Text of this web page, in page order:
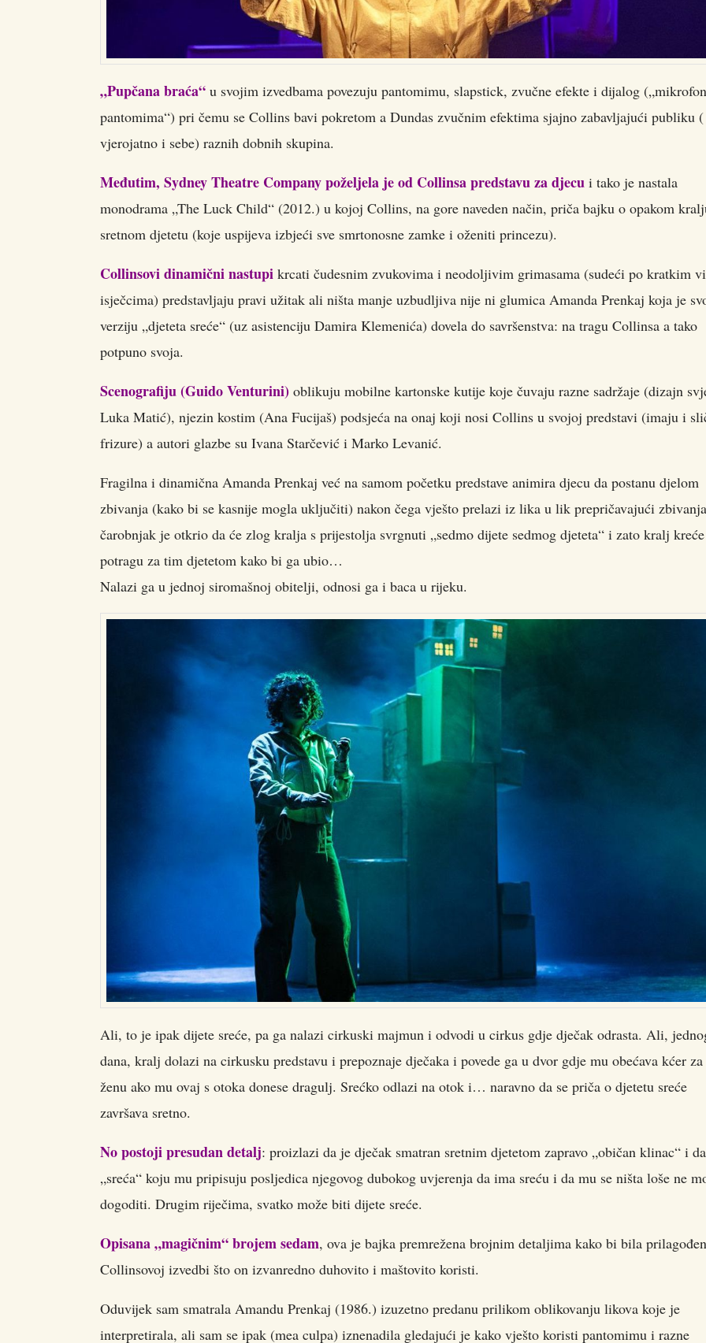
„Pupčana braća“ u svojim izvedbama povezuju pantomimu, slapstick, zvučne efekte i dijalog
pantomima“) pri čemu se Collins bavi pokretom a Dundas zvučnim efektima sjajno zabavljajući publiku
vjerojatno i sebe) raznih dobnih skupina.
Međutim, Sydney Theatre Company poželjela je od Collinsa predstavu za djecu i tako je nastala
monodrama „The Luck Child“ (2012.) u kojoj Collins, na gore naveden način, priča bajku o opakom
sretnom djetetu (koje uspijeva izbjeći sve smrtonosne zamke i oženiti princezu).
Collinsovi dinamični nastupi krcati čudesnim zvukovima i neodoljivim grimasama (sudeći po kratkim
isječcima) predstavljaju pravi užitak ali ništa manje uzbudljiva nije ni glumica Amanda Prenkaj koja je
verziju „djeteta sreće“ (uz asistenciju Damira Klemenića) dovela do savršenstva: na tragu Collinsa a tako
potpuno svoja.
Scenografiju (Guido Venturini) oblikuju mobilne kartonske kutije koje čuvaju razne sadržaje (dizajn
Luka Matić), njezin kostim (Ana Fucijaš) podsjeća na onaj koji nosi Collins u svojoj predstavi (imaju i
frizure) a autori glazbe su Ivana Starčević i Marko Levanić.
Fragilna i dinamična Amanda Prenkaj već na samom početku predstave animira djecu da postanu djelom
zbivanja (kako bi se kasnije mogla uključiti) nakon čega vješto prelazi iz lika u lik prepričavajući
čarobnjak je otkrio da će zlog kralja s prijestolja svrgnuti „sedmo dijete sedmog djeteta“ i zato kralj
potragu za tim djetetom kako bi ga ubio…
Nalazi ga u jednoj siromašnoj obitelji, odnosi ga i baca u rijeku.
Ali, to je ipak dijete sreće, pa ga nalazi cirkuski majmun i odvodi u cirkus gdje dječak odrasta. Ali,
dana, kralj dolazi na cirkusku predstavu i prepoznaje dječaka i povede ga u dvor gdje mu obećava kćer za
ženu ako mu ovaj s otoka donese dragulj. Srećko odlazi na otok i… naravno da se priča o djetetu sreće
završava sretno.
No postoji presudan detalj: proizlazi da je dječak smatran sretnim djetetom zapravo „običan klinac“ i
„sreća“ koju mu pripisuju posljedica njegovog dubokog uvjerenja da ima sreću i da mu se ništa loše ne
dogoditi. Drugim riječima, svatko može biti dijete sreće.
Opisana „magičnim“ brojem sedam, ova je bajka premrežena brojnim detaljima kako bi bila
Collinsovoj izvedbi što on izvanredno duhovito i maštovito koristi.
Oduvijek sam smatrala Amandu Prenkaj (1986.) izuzetno predanu prilikom oblikovanju likova koje je
interpretirala, ali sam se ipak (mea culpa) iznenadila gledajući je kako vješto koristi pantomimu i razne